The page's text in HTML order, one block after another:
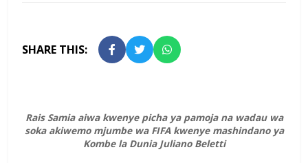
SHARE THIS:
Rais Samia aiwa kwenye picha ya pamoja na wadau wa
soka akiwemo mjumbe wa FIFA kwenye mashindano ya
Kombe la Dunia Juliano Beletti